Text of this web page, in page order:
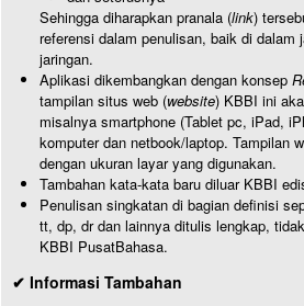
Sehingga diharapkan pranala (link)
referensi dalam penulisan, baik di dalam
jaringan.
Aplikasi dikembangkan dengan konsep
tampilan situs web (website) KBBI ini
misalnya smartphone (Tablet pc, iPad,
komputer dan netbook/laptop. Tampilan
dengan ukuran layar yang digunakan.
Tambahan kata-kata baru diluar KBBI
Penulisan singkatan di bagian definisi
tt, dp, dr dan lainnya ditulis lengkap,
KBBI PusatBahasa.
✔ Informasi Tambahan